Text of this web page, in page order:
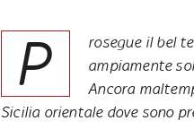
P
rosegue il bel
ampiamente
Ancora
Sicilia orientale dove sono